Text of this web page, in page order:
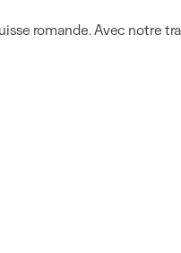
romande. Avec notre